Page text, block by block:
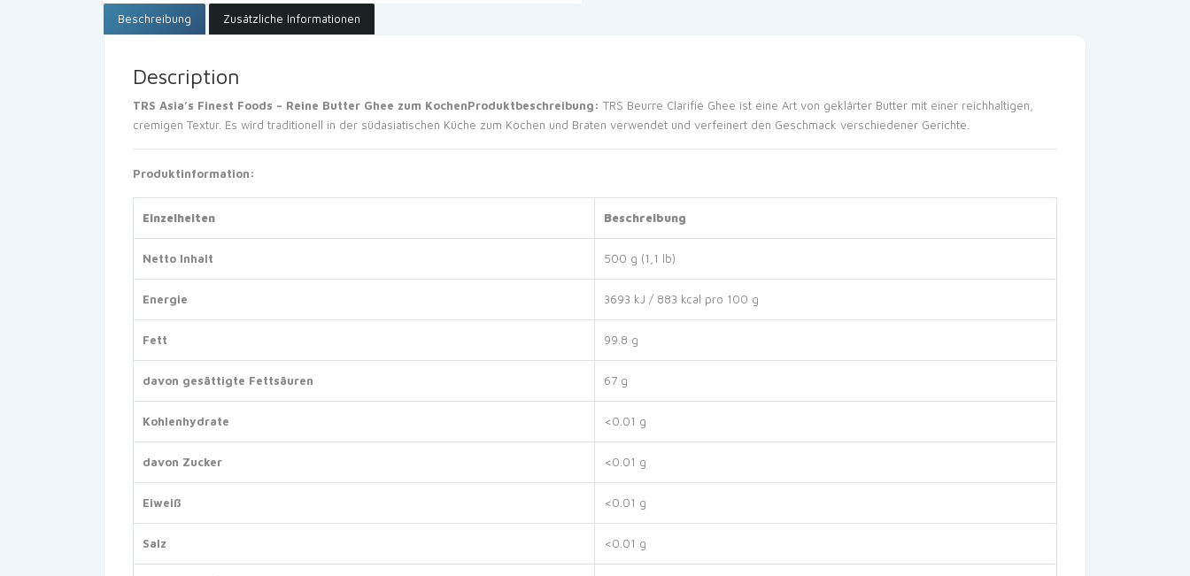
Beschreibung Zusätzliche Informationen
Description
TRS Asia’s Finest Foods – Reine Butter Ghee zum KochenProduktbeschreibung: TRS Beurre Clarifié Ghee ist eine Art von geklärter Butter mit einer reichhaltigen,
cremigen Textur. Es wird traditionell in der südasiatischen Küche zum Kochen und Braten verwendet und verfeinert den Geschmack verschiedener Gerichte.
Produktinformation:
Einzelheiten Beschreibung
Netto Inhalt 500 g (1,1 lb)
Energie 3693 kJ / 883 kcal pro 100 g
Fett 99.8 g
davon gesättigte Fettsäuren 67 g
Kohlenhydrate <0.01 g
davon Zucker <0.01 g
Eiweiß <0.01 g
Salz <0.01 g